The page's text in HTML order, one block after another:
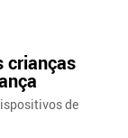
crianças
de